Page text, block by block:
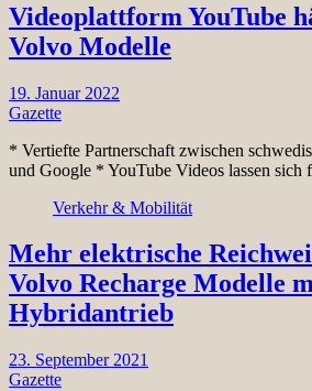
Videoplattform YouTube
Volvo Modelle
19. Januar 2022
Gazette
* Vertiefte Partnerschaft zwischen
und Google * YouTube Videos lassen
Verkehr & Mobilität
Mehr elektrische
Volvo Recharge Modelle
Hybridantrieb
23. September 2021
Gazette